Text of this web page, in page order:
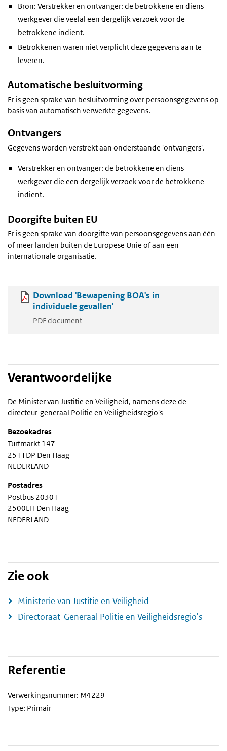
Bron: Verstrekker en ontvanger: de betrokkene en diens
werkgever die veelal een dergelijk verzoek voor de
betrokkene indient.
Betrokkenen waren niet verplicht deze gegevens aan te
leveren.
Automatische besluitvorming
Er isgeen sprake van besluitvorming over persoonsgegevens op
basis van automatisch verwerkte gegevens.
Ontvangers
Gegevens worden verstrekt aan onderstaande 'ontvangers'.
Verstrekker en ontvanger: de betrokkene en diens
werkgever die een dergelijk verzoek voor de betrokkene
indient.
Doorgifte buiten EU
Er isgeen sprake van doorgifte van persoonsgegevens aan één
of meer landen buiten de Europese Unie of aan een
internationale organisatie.
Download 'Bewapening BOA's in
individuele gevallen'
PDF document
Verantwoordelijke
De Minister van Justitie en Veiligheid, namens deze de
directeur-generaal Politie en Veiligheidsregio's
Bezoekadres
Turfmarkt 147
2511DP Den Haag
NEDERLAND
Postadres
Postbus 20301
2500EH Den Haag
NEDERLAND
Zie ook
Ministerie van Justitie en Veiligheid
Directoraat-Generaal Politie en Veiligheidsregio's
Referentie
Verwerkingsnummer: M4229
Type: Primair